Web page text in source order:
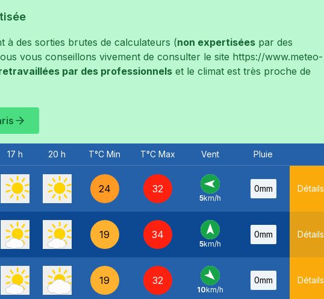
à des sorties brutes de calculateurs (non expertisées par des
vous conseillons vivement de consulter le site https://www.meteo-
par des professionnels et le climat est très proche de
17 h 20 h T°C Min T°C Max Vent Pluie
24 32
E -
5km/h
0mm Détails
19 34
S -
5km/h
0mm Détails
19 32
NO -
10km/h
0mm Détails